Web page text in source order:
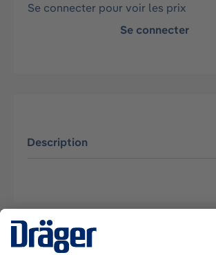
Se connecter pour voir les prix
Se connecter
Description